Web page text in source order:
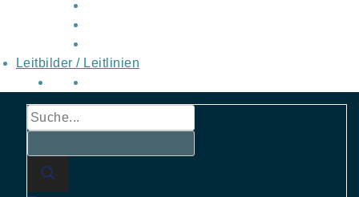
Leitbilder / Leitlinien